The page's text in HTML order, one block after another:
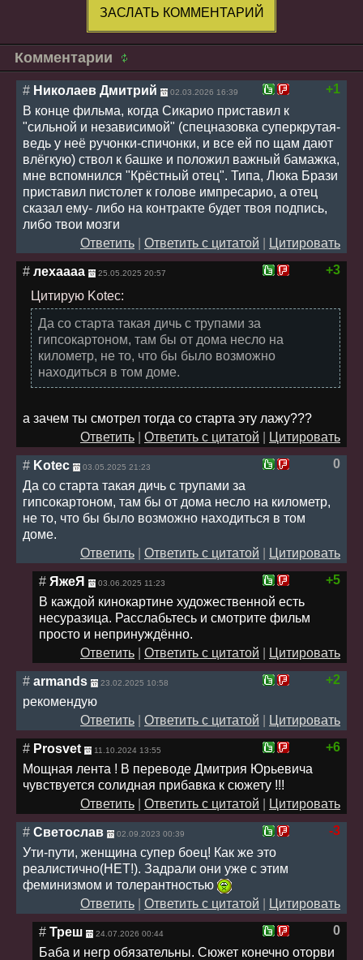
ЗАСЛАТЬ КОММЕНТАРИЙ
Комментарии
+1
# Николаев Дмитрий 02.03.2026 16:39
В конце фильма, когда Сикарио приставил к
"сильной и независимой" (спецназовка суперкрутая-
ведь у неё ручонки-спичонки, и все ей по щам дают
влёгкую) ствол к башке и положил важный бамажка,
мне вспомнился "Крёстный отец". Типа, Люка Брази
приставил пистолет к голове импресарио, а отец
сказал ему- либо на контракте будет твоя подпись,
либо твои мозги
Ответить
Ответить с цитатой
Цитировать
+3
# лехаааа 25.05.2025 20:57
Цитирую Kotec:
Да со старта такая дичь с трупами за
гипсокартоном, там бы от дома несло на
километр, не то, что бы было возможно
находиться в том доме.
а зачем ты смотрел тогда со старта эту лажу???
Ответить
Ответить с цитатой
Цитировать
0
# Kotec 03.05.2025 21:23
Да со старта такая дичь с трупами за
гипсокартоном, там бы от дома несло на километр,
не то, что бы было возможно находиться в том
доме.
Ответить
Ответить с цитатой
Цитировать
+5
# ЯжеЯ 03.06.2025 11:23
В каждой кинокартине художественной есть
несуразица. Расслабьтесь и смотрите фильм
просто и непринуждённо.
Ответить
Ответить с цитатой
Цитировать
+2
# armands 23.02.2025 10:58
рекомендую
Ответить
Ответить с цитатой
Цитировать
+6
# Prosvet 11.10.2024 13:55
Мощная лента ! В переводе Дмитрия Юрьевича
чувствуется солидная прибавка к сюжету !!!
Ответить
Ответить с цитатой
Цитировать
-3
# Светослав 02.09.2023 00:39
Ути-пути, женщина супер боец! Как же это
реалистично(НЕТ!). Задрали они уже с этим
феминизмом и толерантностью
Ответить
Ответить с цитатой
Цитировать
0
# Треш 24.07.2026 00:44
Баба и негр обязательны. Сюжет конечно оторви